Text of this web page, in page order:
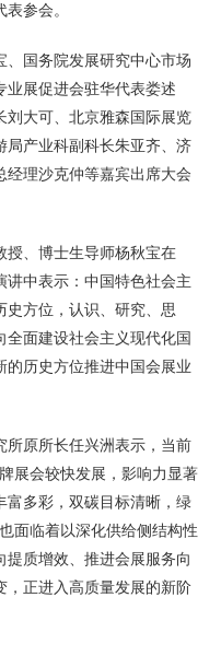
参会。
、国务院发展研究中心市场
业展促进会驻华代表娄述
刘大可、北京雅森国际展览
局产业科副科长朱亚齐、济
经理沙克仲等嘉宾出席大会
授、博士生导师杨秋宝在
讲中表示：中国特色社会主
史方位，认识、研究、思
面建设社会主义现代化国
的历史方位推进中国会展业
所原所长任兴洲表示，当前
展会较快发展，影响力显著
富多彩，双碳目标清晰，绿
面临着以深化供给侧结构性
质增效、推进会展服务向
，正进入高质量发展的新阶